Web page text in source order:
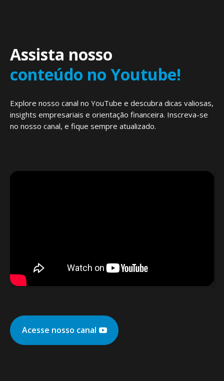
Assista nosso
conteúdo no Youtube!
Explore nosso canal no YouTube e descubra dicas valiosas,
insights empresariais e orientação financeira. Inscreva-se
no nosso canal, e fique sempre atualizado.
Acesse nosso canal